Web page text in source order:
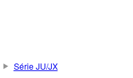
Série JU/JX